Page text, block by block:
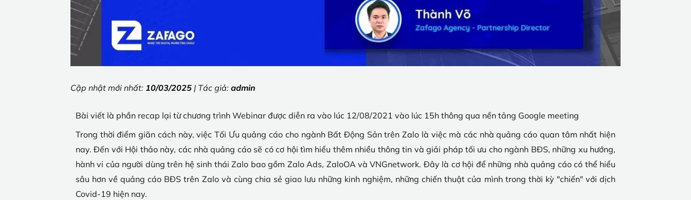
Cập nhật mới nhất: 10/03/2025 | Tác giả: admin
Bài viết là phần recap lại từ chương trình Webinar được diễn ra vào lúc 12/08/2021 vào lúc 15h thông qua nền tảng Google meeting
Trong thời điểm giãn cách này, việc Tối Ưu quảng cáo cho ngành Bất Động Sản trên Zalo là việc mà các nhà quảng cáo quan tâm nhất hiện
nay. Đến với Hội thảo này, các nhà quảng cáo sẽ có cơ hội tìm hiểu thêm nhiều thông tin và giải pháp tối ưu cho ngành BĐS, những xu hướng,
hành vi của người dùng trên hệ sinh thái Zalo bao gồm Zalo Ads, ZaloOA và VNGnetwork. Đây là cơ hội để những nhà quảng cáo có thể hiểu
sâu hơn về quảng cáo BĐS trên Zalo và cùng chia sẻ giao lưu những kinh nghiệm, những chiến thuật của mình trong thời kỳ "chiến" với dịch
Covid-19 hiện nay.